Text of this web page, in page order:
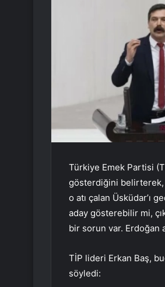
Türkiye Emek Partisi
gösterdiğini belirterek,
o atı çalan Üsküdar’ı
aday gösterebilir mi,
bir sorun var. Erdoğan
TİP lideri Erkan Baş,
söyledi: